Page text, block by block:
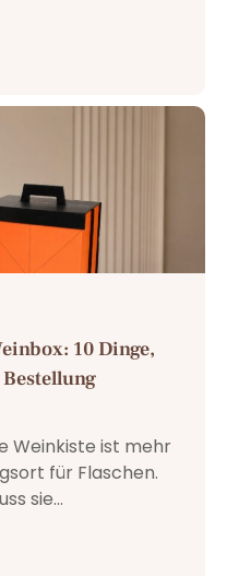
10 Dinge,
Weinkiste ist mehr
für Flaschen.
sie...